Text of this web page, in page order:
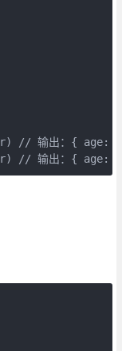
// 输出：{ age:
// 输出：{ age: